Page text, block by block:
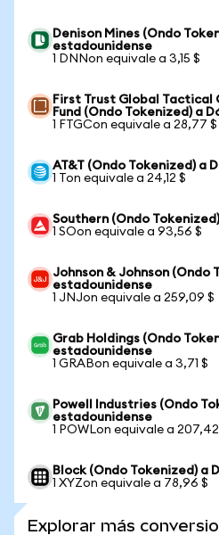
Denison Mines (Ondo
estadounidense
1 DNNon equivale a 3,15 $
First Trust Global
Fund (Ondo Tokenized) a
1 FTGCon equivale a 28,77 $
AT&T (Ondo Tokenized) a
1 Ton equivale a 24,12 $
Southern (Ondo
1 SOon equivale a 93,56 $
Johnson & Johnson (Ondo
estadounidense
1 JNJon equivale a 259,09 $
Grab Holdings (Ondo
estadounidense
1 GRABon equivale a 3,71 $
Powell Industries (Ondo
estadounidense
1 POWLon equivale a
Block (Ondo Tokenized) a
1 XYZon equivale a 78,96 $
Explorar más